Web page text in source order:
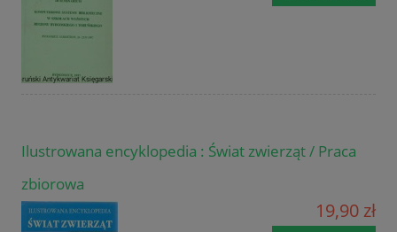
Ilustrowana encyklopedia : Świat zwierząt / Praca
zbiorowa
19,90 zł